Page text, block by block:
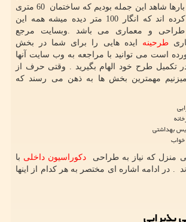
مهارت بالایی دارد . بارها شاهد این جمله بودیم که ساختمان 60 متری
رو جوری طراحی کرده اند که انگار 100 متر دیده میشه همه این
طراحی و معماری می باشد .وبسایت مرجع
طرحینه ایده هایی را برای شما در بخش
است می توانید با مراجعه به وب سایت آنها
تکمیل طرح خود الهام بگیرید . وقتی حرف از
مهمترین بخش ها به ذهن می رسند که
بهداشتی
منزل که نیاز به طراحی دکوراسیون داخلی با
. در ادامه اشاره ای مختصر به هر کدام از اینها